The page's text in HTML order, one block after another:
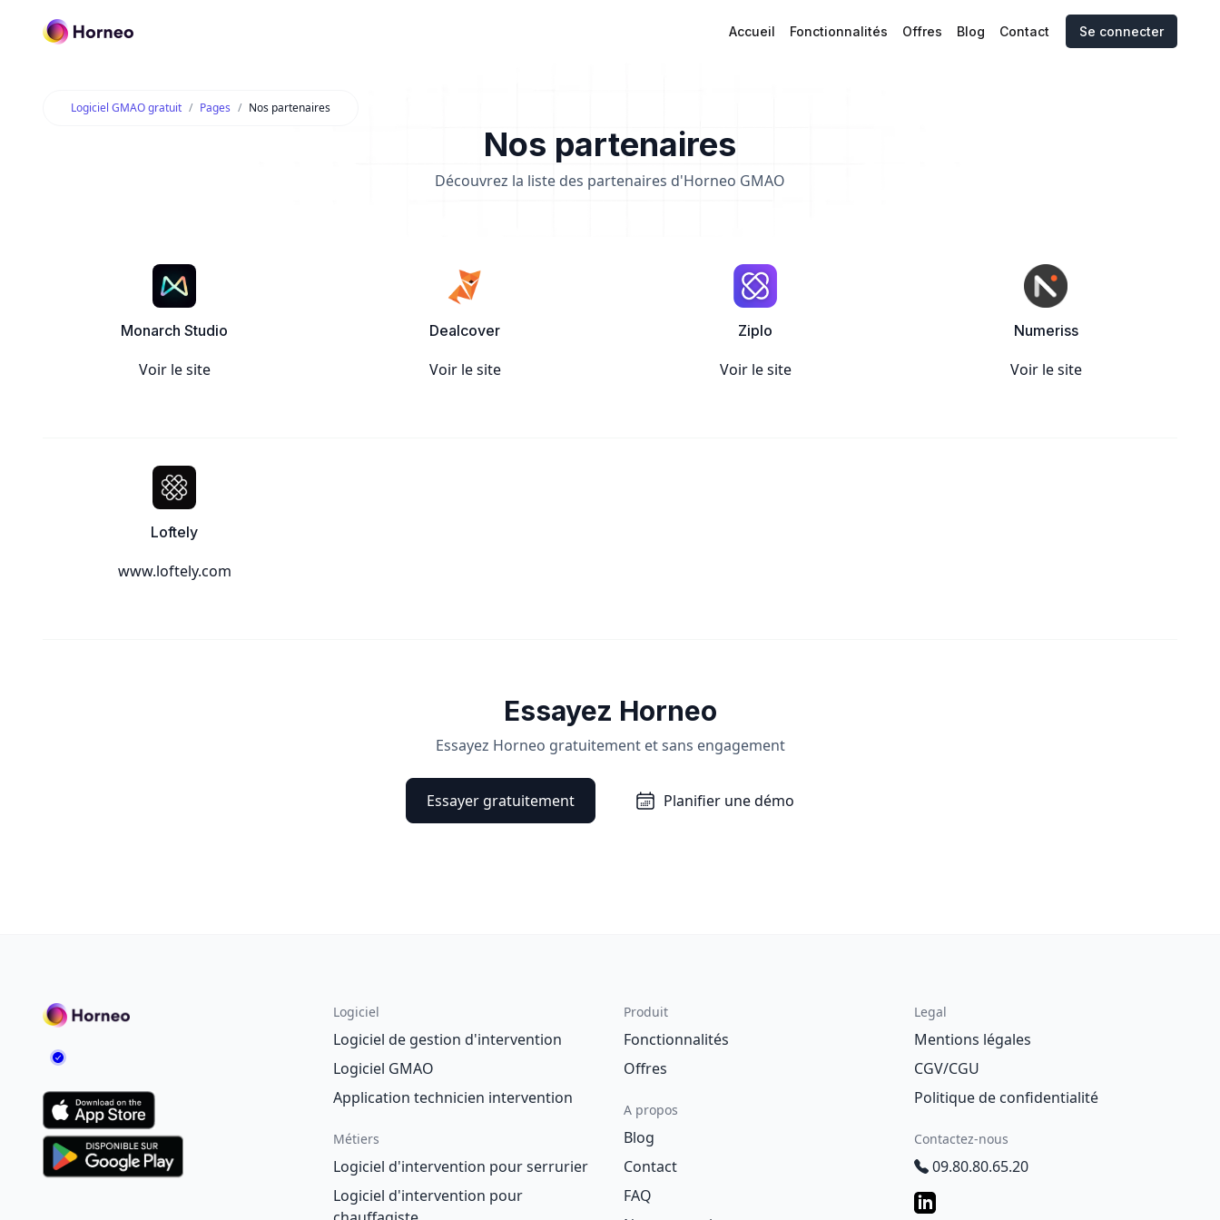
Accueil Fonctionnalités Offres Blog Contact Se connecter
Logiciel GMAO gratuit Pages Nos partenaires
Nos partenaires
Découvrez la liste des partenaires d'Horneo GMAO
Monarch Studio
Voir le site
Dealcover
Voir le site
Ziplo
Voir le site
Numeriss
Voir le site
Loftely
www.loftely.com
Essayez Horneo
Essayez Horneo gratuitement et sans engagement
Essayer gratuitement Planifier une démo
Logiciel
Logiciel de gestion d'intervention
Logiciel GMAO
Application technicien intervention
Métiers
Logiciel d'intervention pour serrurier
Logiciel d'intervention pour
Produit
Fonctionnalités
Offres
A propos
Blog
Contact
FAQ
Legal
Mentions légales
CGV/CGU
Politique de confidentialité
Contactez-nous
09.80.80.65.20